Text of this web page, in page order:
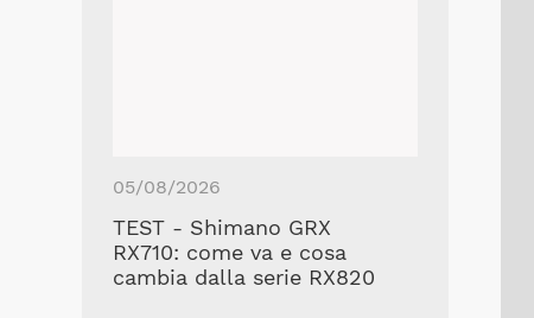
05/08/2026
TEST - Shimano GRX
RX710: come va e cosa
cambia dalla serie RX820